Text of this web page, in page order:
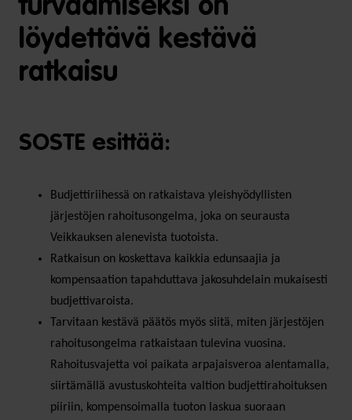
turvaamiseksi on
löydettävä kestävä
ratkaisu
SOSTE esittää:
Budjettiriihessä on ratkaistava yleishyödyllisten
järjestöjen rahoitusongelma, joka on seurausta
Veikkauksen alenevista tuotoista.
Ratkaisun on koskettava kaikkia edunsaajia ja
kompensaation tapahduttava jakosuhdelain mukaisesti
budjettivaroista.
Tarvitaan kestävä päätös myös siitä, miten järjestöjen
rahoitusongelma ratkaistaan tulevina vuosina.
Rahoitusvajetta voi paikata arpajaisveroa alentamalla,
siirtämällä avustuskohteita valtion budjettirahoituksen
piiriin, kompensoimalla tuoton laskua suoraan